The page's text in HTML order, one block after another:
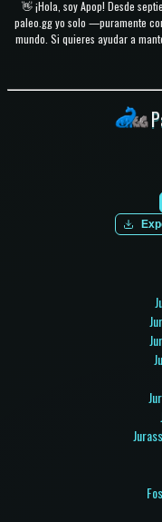
👋 ¡Hola, soy Apop! Desde
paleo.gg yo solo —puramente
mundo. Si quieres ayudar a